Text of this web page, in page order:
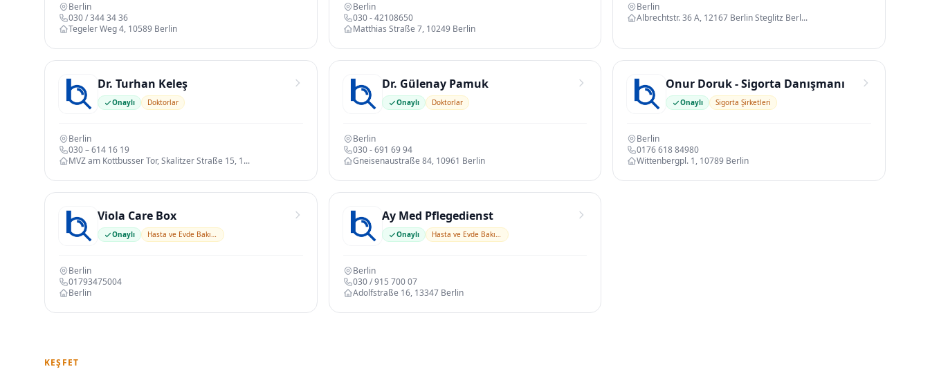
Berlin
030 / 344 34 36
Tegeler Weg 4, 10589 Berlin
Berlin
030 - 42108650
Matthias Straße 7, 10249 Berlin
Berlin
Albrechtstr. 36 A, 12167 Berlin Steglitz Berl...
Dr. Turhan Keleş
Onaylı Doktorlar
Berlin
030 – 614 16 19
MVZ am Kottbusser Tor, Skalitzer Straße 15, 1...
Dr. Gülenay Pamuk
Onaylı Doktorlar
Berlin
030 - 691 69 94
Gneisenaustraße 84, 10961 Berlin
Onur Doruk - Sigorta Danışmanı
Onaylı Sigorta Şirketleri
Berlin
0176 618 84980
Wittenbergpl. 1, 10789 Berlin
Viola Care Box
Onaylı Hasta ve Evde Bakım Hizmetleri
Berlin
01793475004
Berlin
Ay Med Pflegedienst
Onaylı Hasta ve Evde Bakım Hizmetleri
Berlin
030 / 915 700 07
Adolfstraße 16, 13347 Berlin
KEŞFET